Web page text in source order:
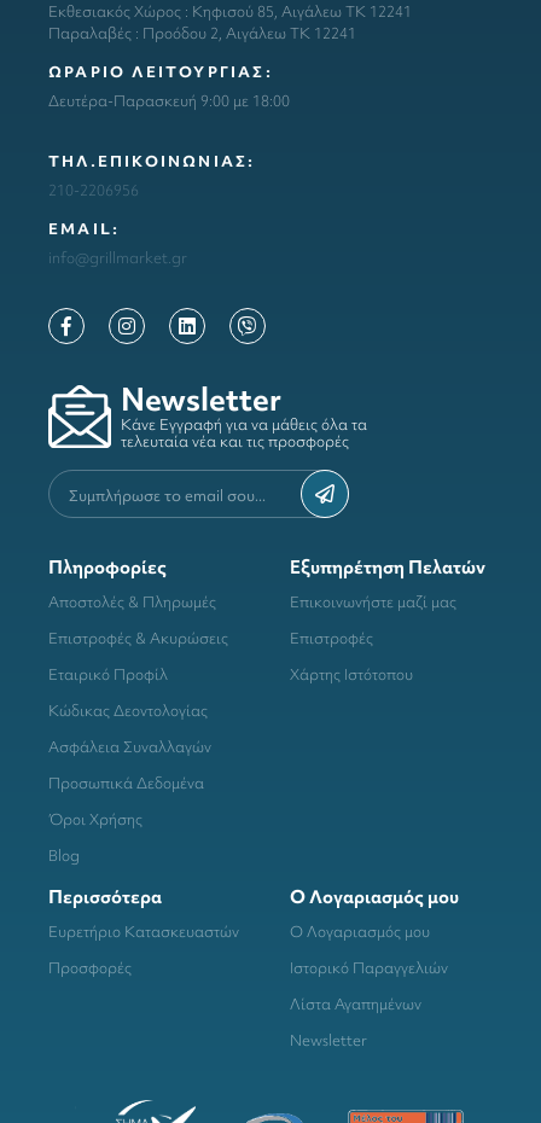
Εκθεσιακός Χώρος : Κηφισού 85, Αιγάλεω ΤΚ 12241
Παραλαβές : Προόδου 2, Αιγάλεω ΤΚ 12241
ΩΡΑΡΙΟ ΛΕΙΤΟΥΡΓΙΑΣ:
Δευτέρα-Παρασκευή 9:00 με 18:00
ΤΗΛ.ΕΠΙΚΟΙΝΩΝΙΑΣ:
210-2206956
ΕΜΑΙL:
info@grillmarket.gr
Newsletter
Κάνε Εγγραφή για να μάθεις όλα τα
τελευταία νέα και τις προσφορές
Πληροφορίες
Αποστολές & Πληρωμές
Επιστροφές & Ακυρώσεις
Εταιρικό Προφίλ
Κώδικας Δεοντολογίας
Ασφάλεια Συναλλαγών
Προσωπικά Δεδομένα
Όροι Χρήσης
Blog
Εξυπηρέτηση Πελατών
Επικοινωνήστε μαζί μας
Επιστροφές
Χάρτης Ιστότοπου
Περισσότερα
Ευρετήριο Κατασκευαστών
Προσφορές
Ο Λογαριασμός μου
Ο Λογαριασμός μου
Ιστορικό Παραγγελιών
Λίστα Αγαπημένων
Newsletter